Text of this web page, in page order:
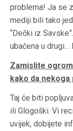
problema! Ja se
mediji bili tako
“Dečki iz
ubačena u drugi…
Zamislite
kako da nekoga
Taj će biti
ili Glogoški. Vi
uvijek, dobijete